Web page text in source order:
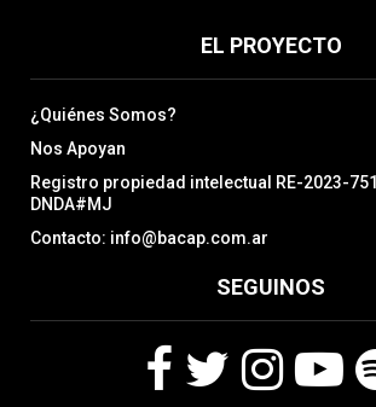
EL PROYECTO
¿Quiénes Somos?
Nos Apoyan
Registro propiedad intelectual RE-2023-
DNDA#MJ
Contacto: info@bacap.com.ar
SEGUINOS